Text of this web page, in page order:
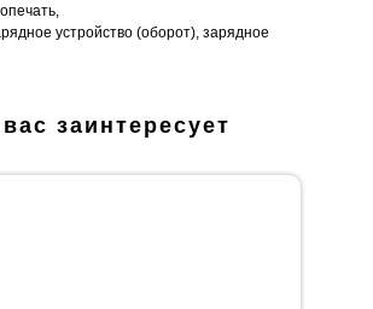
устройство (оборот), зарядное
заинтересует